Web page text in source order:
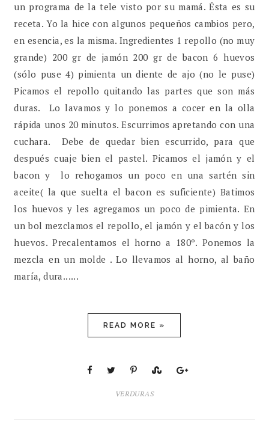
un programa de la tele visto por su mamá. Ésta es su
receta. Yo la hice con algunos pequeños cambios pero,
en esencia, es la misma. Ingredientes 1 repollo (no muy
grande) 200 gr de jamón 200 gr de bacon 6 huevos
(sólo puse 4) pimienta un diente de ajo (no le puse)
Picamos el repollo quitando las partes que son más
duras. Lo lavamos y lo ponemos a cocer en la olla
rápida unos 20 minutos. Escurrimos apretando con una
cuchara. Debe de quedar bien escurrido, para que
después cuaje bien el pastel. Picamos el jamón y el
bacon y lo rehogamos un poco en una sartén sin
aceite( la que suelta el bacon es suficiente) Batimos
los huevos y les agregamos un poco de pimienta. En
un bol mezclamos el repollo, el jamón y el bacón y los
huevos. Precalentamos el horno a 180º. Ponemos la
mezcla en un molde . Lo llevamos al horno, al baño
maría, dura......
READ MORE »
VERDURAS